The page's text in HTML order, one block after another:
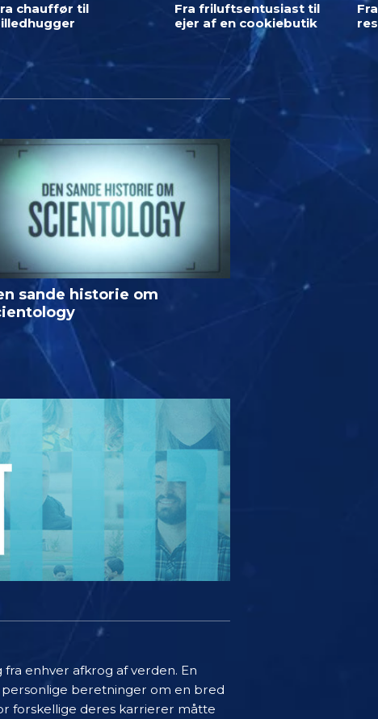
chauffør til
Fra friluftsentusiast til
ejer af en cookiebutik
sande historie om
enhver afkrog af verden. En
beretninger om en bred
forskellige deres karrierer måtte